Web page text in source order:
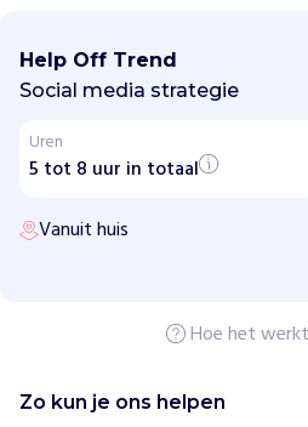
T
r
e
d
o
e
Help Off Trend
Social media strategie
Uren
5 tot 8 uur in totaal
Vanuit huis
Hoe het
Zo kun je ons helpen